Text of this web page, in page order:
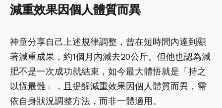
減重效果因個人體質而異
神童分享自己上述規律調整，曾在短時間內達到顯
著減重成果，約1個月內減去20公斤。但他也認為減
肥不是一次成功就結束，如今最大體悟就是「持之
以恆最難」，且提醒減重效果因個人體質而異，需
依自身狀況調整方法，而非一體適用。